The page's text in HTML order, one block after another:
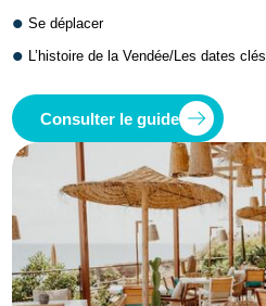
Se déplacer
L’histoire de la Vendée/Les dates clés
Consulter le guide